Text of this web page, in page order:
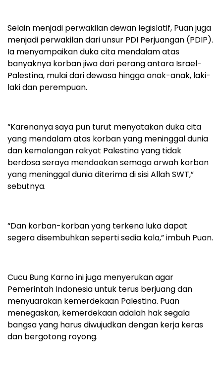
Selain menjadi perwakilan dewan legislatif, Puan juga
menjadi perwakilan dari unsur PDI Perjuangan (PDIP).
Ia menyampaikan duka cita mendalam atas
banyaknya korban jiwa dari perang antara Israel-
Palestina, mulai dari dewasa hingga anak-anak, laki-
laki dan perempuan.
“Karenanya saya pun turut menyatakan duka cita
yang mendalam atas korban yang meninggal dunia
dan kemalangan rakyat Palestina yang tidak
berdosa seraya mendoakan semoga arwah korban
yang meninggal dunia diterima di sisi Allah SWT,”
sebutnya.
“Dan korban-korban yang terkena luka dapat
segera disembuhkan seperti sedia kala,” imbuh Puan.
Cucu Bung Karno ini juga menyerukan agar
Pemerintah Indonesia untuk terus berjuang dan
menyuarakan kemerdekaan Palestina. Puan
menegaskan, kemerdekaan adalah hak segala
bangsa yang harus diwujudkan dengan kerja keras
dan bergotong royong.